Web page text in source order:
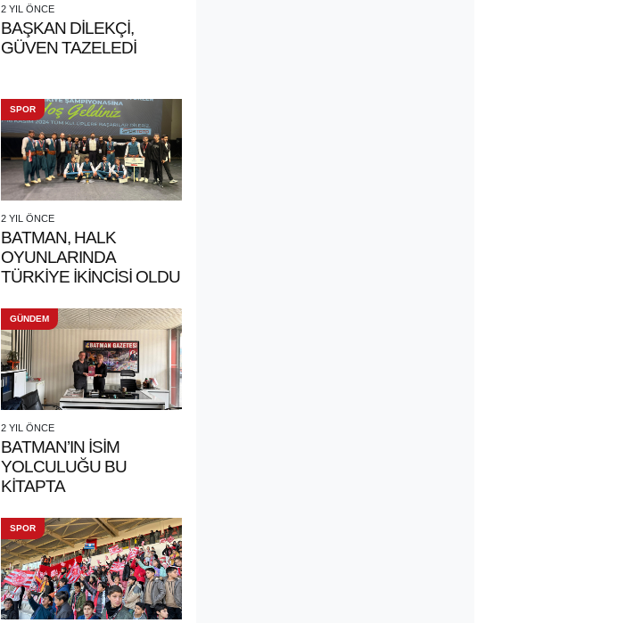
2 YIL ÖNCE
BAŞKAN DİLEKÇİ,
GÜVEN TAZELEDİ
SPOR
2 YIL ÖNCE
BATMAN, HALK
OYUNLARINDA
TÜRKİYE İKİNCİSİ OLDU
GÜNDEM
2 YIL ÖNCE
BATMAN’IN İSİM
YOLCULUĞU BU
KİTAPTA
SPOR